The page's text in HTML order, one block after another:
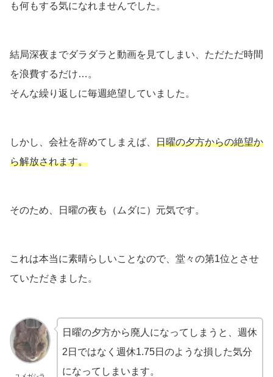
も何もする気になれませんでした。
結局深夜までダラダラと動画を見てしまい、ただただ時間
を浪費するだけ…。
そんな繰り返しに毎週絶望していました。
しかし、会社を辞めてしまえば、 日曜の夕方からの絶望か
ら解放されます。
そのため、日曜の夜も（ムダに）元気です。
これは本当に素晴らしいことなので、堂々の第1位とさせ
ていただきました。
日曜の夕方から廃人になってしまうと、週休
2日ではなく週休1.75日のような損した気分
になってしまいます。